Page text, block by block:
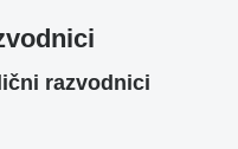
razvodnici